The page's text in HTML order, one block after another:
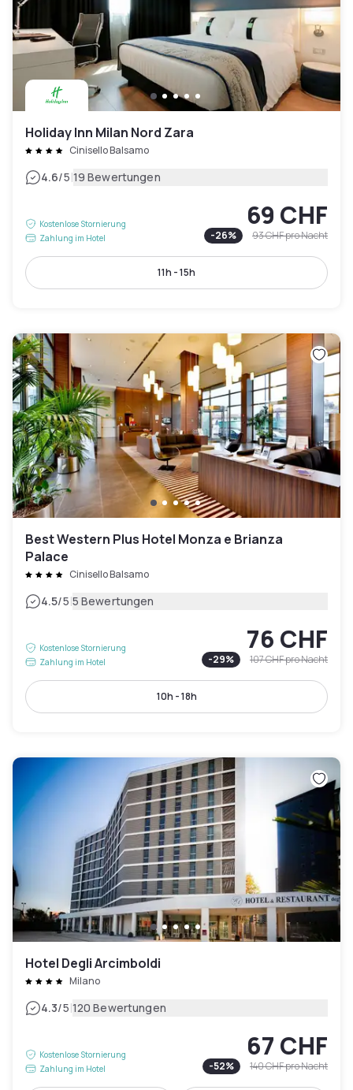
Holiday Inn Milan Nord Zara
Cinisello Balsamo
4.6/5|19 Bewertungen
Kostenlose Stornierung
Zahlung im Hotel
69 CHF
-26% 93 CHFpro Nacht
11h - 15h
Best Western Plus Hotel Monza e Brianza
Palace
Cinisello Balsamo
4.5/5|5 Bewertungen
Kostenlose Stornierung
Zahlung im Hotel
76 CHF
-29% 107 CHFpro Nacht
10h - 18h
Hotel Degli Arcimboldi
Milano
4.3/5|120 Bewertungen
Kostenlose Stornierung
Zahlung im Hotel
67 CHF
-52% 140 CHFpro Nacht